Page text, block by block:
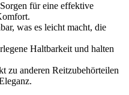
für eine effektive
was es leicht macht, die
Haltbarkeit und halten
zu anderen Reitzubehörteilen